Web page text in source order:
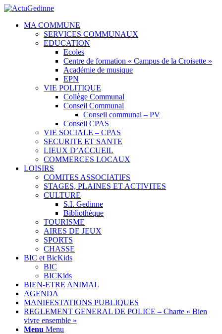
MA COMMUNE
SERVICES COMMUNAUX
EDUCATION
Ecoles
Centre de formation « Campus de la Croisette »
Académie de musique
EPN
VIE POLITIQUE
Collège Communal
Conseil Communal
Conseil communal – PV
Conseil CPAS
VIE SOCIALE – CPAS
SECURITE ET SANTE
LIEUX D’ACCUEIL
COMMERCES LOCAUX
LOISIRS
COMITES ASSOCIATIFS
STAGES, PLAINES ET ACTIVITES
CULTURE
S.I. Gedinne
Bibliothèque
TOURISME
AIRES DE JEUX
SPORTS
CHASSE
BIC et BicKids
BIC
BICKids
BIEN-ETRE ANIMAL
AGENDA
MANIFESTATIONS PUBLIQUES
REGLEMENT GENERAL DE POLICE – Charte « Bien
vivre ensemble »
Menu Menu